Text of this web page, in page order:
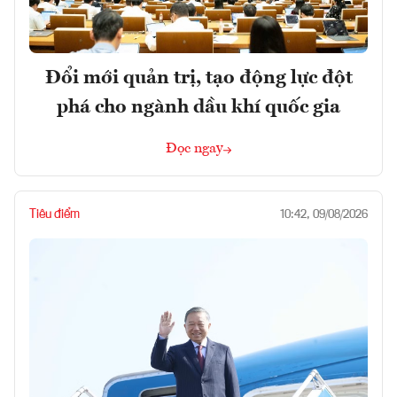
Đổi mới quản trị, tạo động lực đột
phá cho ngành dầu khí quốc gia
Đọc ngay
Tiêu điểm 10:42, 09/08/2026